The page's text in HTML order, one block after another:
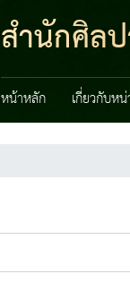
สำนักศิล
หน้าหลัก เกี่ยวกับห